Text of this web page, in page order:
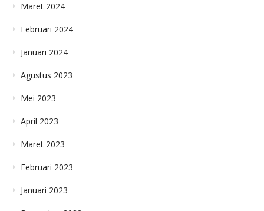
Maret 2024
Februari 2024
Januari 2024
Agustus 2023
Mei 2023
April 2023
Maret 2023
Februari 2023
Januari 2023